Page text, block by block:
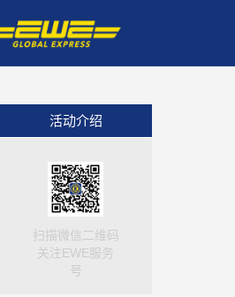
活动介绍
扫描微信二维码
关注EWE服务
号